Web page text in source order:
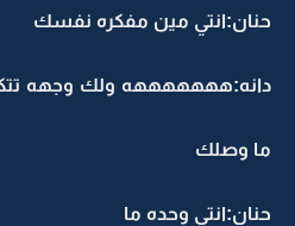
حنان:انتي مين مفكره نفسك
دانه:هههههههه ولك وجهه
ما وصلك
حنان:انتي وحده ما